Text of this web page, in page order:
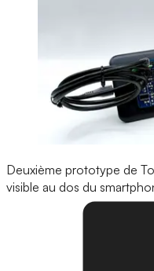
Deuxième prototype de
visible au dos du